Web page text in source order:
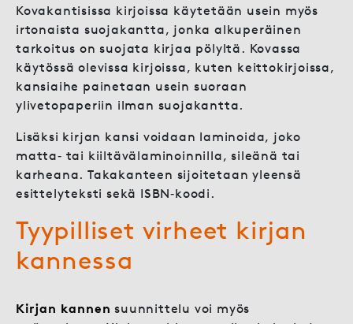
Kovakantisissa kirjoissa käytetään usein myös
irtonaista suojakantta, jonka alkuperäinen
tarkoitus on suojata kirjaa pölyltä. Kovassa
käytössä olevissa kirjoissa, kuten keittokirjoissa,
kansiaihe painetaan usein suoraan
ylivetopaperiin ilman suojakantta.
Lisäksi kirjan kansi voidaan laminoida, joko
matta‑ tai kiiltävälaminoinnilla, sileänä tai
karheana. Takakanteen sijoitetaan yleensä
esittelyteksti sekä ISBN‑koodi.
Tyypilliset virheet kirjan
kannessa
Kirjan kannen suunnittelu voi myös